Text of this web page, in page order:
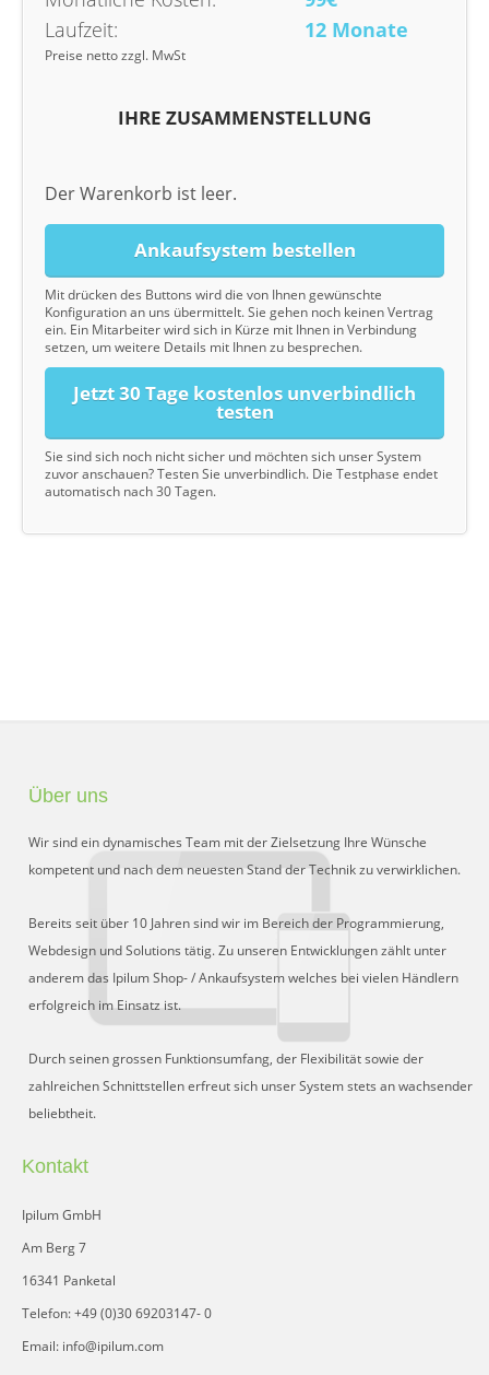
Laufzeit:
12 Monate
Preise netto zzgl. MwSt
IHRE ZUSAMMENSTELLUNG
Der Warenkorb ist leer.
Ankaufsystem bestellen
Mit drücken des Buttons wird die von Ihnen gewünschte
Konfiguration an uns übermittelt. Sie gehen noch keinen Vertrag
ein. Ein Mitarbeiter wird sich in Kürze mit Ihnen in Verbindung
setzen, um weitere Details mit Ihnen zu besprechen.
Jetzt 30 Tage kostenlos unverbindlich
testen
Sie sind sich noch nicht sicher und möchten sich unser System
zuvor anschauen? Testen Sie unverbindlich. Die Testphase endet
automatisch nach 30 Tagen.
Über uns
Wir sind ein dynamisches Team mit der Zielsetzung Ihre Wünsche
kompetent und nach dem neuesten Stand der Technik zu verwirklichen.
Bereits seit über 10 Jahren sind wir im Bereich der Programmierung,
Webdesign und Solutions tätig. Zu unseren Entwicklungen zählt unter
anderem das Ipilum Shop- / Ankaufsystem welches bei vielen Händlern
erfolgreich im Einsatz ist.
Durch seinen grossen Funktionsumfang, der Flexibilität sowie der
zahlreichen Schnittstellen erfreut sich unser System stets an wachsender
beliebtheit.
Kontakt
Ipilum GmbH
Am Berg 7
16341 Panketal
Telefon: +49 (0)30 69203147- 0
Email: info@ipilum.com